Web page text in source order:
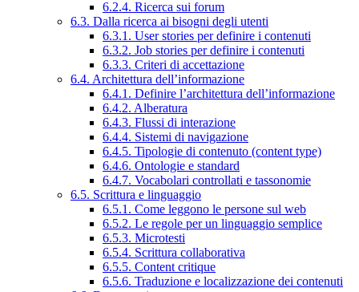
6.2.4. Ricerca sui forum
6.3. Dalla ricerca ai bisogni degli utenti
6.3.1. User stories per definire i contenuti
6.3.2. Job stories per definire i contenuti
6.3.3. Criteri di accettazione
6.4. Architettura dell’informazione
6.4.1. Definire l’architettura dell’informazione
6.4.2. Alberatura
6.4.3. Flussi di interazione
6.4.4. Sistemi di navigazione
6.4.5. Tipologie di contenuto (content type)
6.4.6. Ontologie e standard
6.4.7. Vocabolari controllati e tassonomie
6.5. Scrittura e linguaggio
6.5.1. Come leggono le persone sul web
6.5.2. Le regole per un linguaggio semplice
6.5.3. Microtesti
6.5.4. Scrittura collaborativa
6.5.5. Content critique
6.5.6. Traduzione e localizzazione dei contenuti